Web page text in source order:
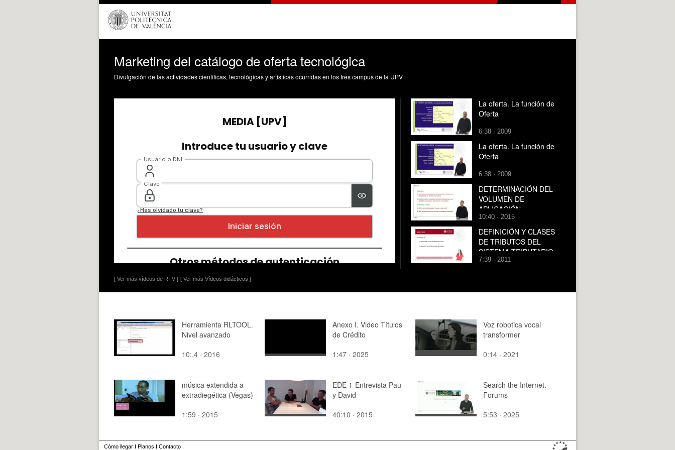
Marketing del catálogo de oferta tecnológica
Divulgación de las actividades científicas, tecnológicas y artísticas ocurridas en los tres campus de la UPV
[ Ver más vídeos de RTV ] [ Ver más Vídeos didácticos ]
La oferta. La función de
Oferta
6:38 · 2009
La oferta. La función de
Oferta
6:38 · 2009
DETERMINACIÓN DEL
VOLUMEN DE
APLICACIÓN
10:40 · 2015
DEFINICIÓN Y CLASES
DE TRIBUTOS DEL
SISTEMA TRIBUTARIO
ESPAÑOL
7:39 · 2011
Herramienta RLTOOL.
Nivel avanzado
10:,4 · 2016
Anexo I. Video Títulos
de Crédito
1:47 · 2025
Voz robotica vocal
transformer
0:14 · 2021
música extendida a
extradiegética (Vegas)
1:59 · 2015
EDE 1-Entrevista Pau
y David
40:10 · 2015
Search the Internet.
Forums
5:53 · 2025
Cómo llegar I Planos I Contacto